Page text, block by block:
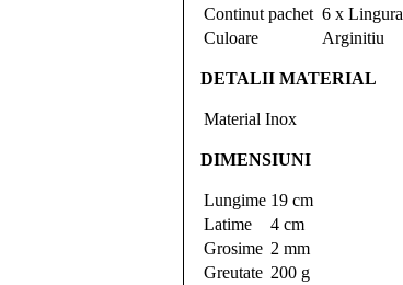
Continut pachet 6 x Lingura
Culoare
Arginitiu
DETALII MATERIAL
Material Inox
DIMENSIUNI
Lungime 19 cm
Latime
4 cm
Grosime 2 mm
Greutate 200 g